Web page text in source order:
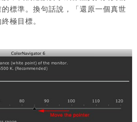
標準。換句話說，「還原一個真世
極目標。